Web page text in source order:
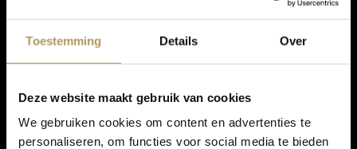
Toestemming Details Over
Deze website maakt gebruik van cookies
We gebruiken cookies om content en advertenties te
personaliseren, om functies voor social media te bieden